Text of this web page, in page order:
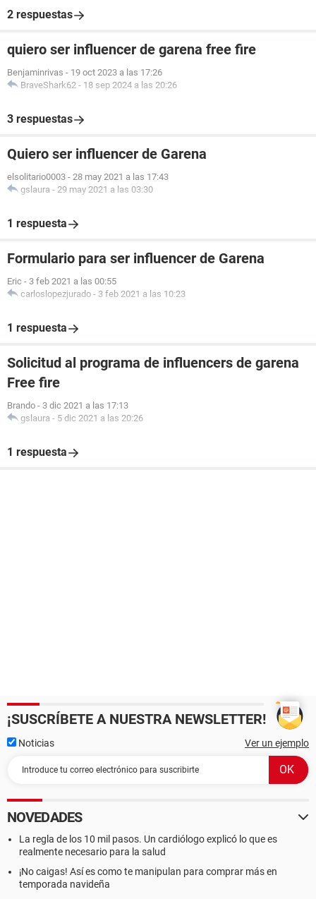
2 respuestas
quiero ser influencer de garena free fire
Benjaminrivas - 19 oct 2023 a las 17:26
BraveShark62 - 18 sep 2024 a las 20:26
3 respuestas
Quiero ser influencer de Garena
elsolitario0003 - 28 may 2021 a las 17:43
gslaura - 29 may 2021 a las 03:30
1 respuesta
Formulario para ser influencer de Garena
Eric - 3 feb 2021 a las 00:55
carloslopezjurado - 3 feb 2021 a las 10:23
1 respuesta
Solicitud al programa de influencers de garena
Free fire
Brando - 3 dic 2021 a las 17:13
gslaura - 5 dic 2021 a las 20:26
1 respuesta
¡SUSCRÍBETE A NUESTRA NEWSLETTER!
Noticias Ver un ejemplo
NOVEDADES
La regla de los 10 mil pasos. Un cardiólogo explicó lo que es
realmente necesario para la salud
¡No caigas! Así es como te manipulan para comprar más en
temporada navideña